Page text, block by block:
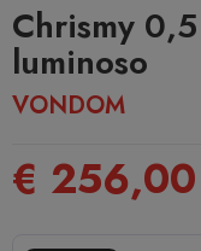
Chrismy
luminoso
VONDOM
€ 256,00